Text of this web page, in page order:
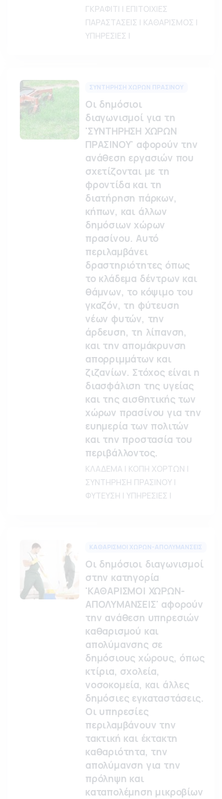
ΓΚΡΑΦΙΤΙ | ΕΠΙΤΟΙΧΙΕΣ
ΠΑΡΑΣΤΑΣΕΙΣ | ΚΑΘΑΡΙΣΜΟΣ |
ΥΠΗΡΕΣΙΕΣ |
ΣΥΝΤΗΡΗΣΗ ΧΩΡΩΝ ΠΡΑΣΙΝΟΥ
Οι δημόσιοι
διαγωνισμοί για τη
'ΣΥΝΤΗΡΗΣΗ ΧΩΡΩΝ
ΠΡΑΣΙΝΟΥ' αφορούν την
ανάθεση εργασιών που
σχετίζονται με τη
φροντίδα και τη
διατήρηση πάρκων,
κήπων, και άλλων
δημόσιων χώρων
πρασίνου. Αυτό
περιλαμβάνει
δραστηριότητες όπως
το κλάδεμα δέντρων και
θάμνων, το κόψιμο του
γκαζόν, τη φύτευση
νέων φυτών, την
άρδευση, τη λίπανση,
και την απομάκρυνση
απορριμμάτων και
ζιζανίων. Στόχος είναι η
διασφάλιση της υγείας
και της αισθητικής των
χώρων πρασίνου για την
ευημερία των πολιτών
και την προστασία του
περιβάλλοντος.
ΚΛΑΔΕΜΑ | ΚΟΠΗ ΧΟΡΤΩΝ |
ΣΥΝΤΗΡΗΣΗ ΠΡΑΣΙΝΟΥ |
ΦΥΤΕΥΣΗ | ΥΠΗΡΕΣΙΕΣ |
ΚΑΘΑΡΙΣΜΟΙ ΧΩΡΩΝ-ΑΠΟΛΥΜΑΝΣΕΙΣ
Οι δημόσιοι διαγωνισμοί
στην κατηγορία
'ΚΑΘΑΡΙΣΜΟΙ ΧΩΡΩΝ-
ΑΠΟΛΥΜΑΝΣΕΙΣ' αφορούν
την ανάθεση υπηρεσιών
καθαρισμού και
απολύμανσης σε
δημόσιους χώρους, όπως
κτίρια, σχολεία,
νοσοκομεία, και άλλες
δημόσιες εγκαταστάσεις.
Οι υπηρεσίες
περιλαμβάνουν την
τακτική και έκτακτη
καθαριότητα, την
απολύμανση για την
πρόληψη και
καταπολέμηση μικροβίων